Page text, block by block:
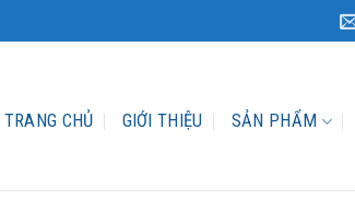
TRANG CHỦ GIỚI THIỆU SẢN PHẨM